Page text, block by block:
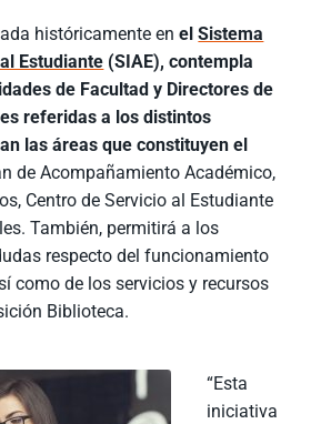
históricamente enelSistema
Estudiante (SIAE), contempla
de Facultad y Directores de
referidas a los distintos
las áreas que constituyen el
de Acompañamiento Académico,
Centro de Servicio al Estudiante
También, permitirá a los
respecto del funcionamiento
como de los servicios y recursos
Biblioteca.
“Esta
iniciativa